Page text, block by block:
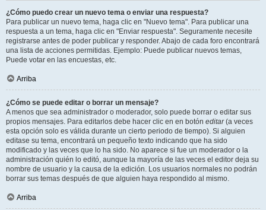
¿Cómo puedo crear un nuevo tema o enviar una respuesta?
Para publicar un nuevo tema, haga clic en "Nuevo tema". Para publicar una
respuesta a un tema, haga clic en "Enviar respuesta". Seguramente necesite
registrarse antes de poder publicar y responder. Abajo de cada foro encontrará
una lista de acciones permitidas. Ejemplo: Puede publicar nuevos temas,
Puede votar en las encuestas, etc.
Arriba
¿Cómo se puede editar o borrar un mensaje?
A menos que sea administrador o moderador, solo puede borrar o editar sus
propios mensajes. Para editarlos debe hacer clic en en botón editar(a veces
esta opción solo es válida durante un cierto periodo de tiempo). Si alguien
editase su tema, encontrará un pequeño texto indicando que ha sido
modificado y las veces que lo ha sido. No aparece si fue un moderador o la
administración quién lo editó, aunque la mayoría de las veces el editor deja su
nombre de usuario y la causa de la edición. Los usuarios normales no podrán
borrar sus temas después de que alguien haya respondido al mismo.
Arriba